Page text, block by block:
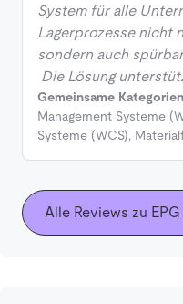
System für alle
Lagerprozesse nicht
sondern auch
Die Lösung
Gemeinsame
Management Systeme
Systeme (WCS),
Alle Reviews zu